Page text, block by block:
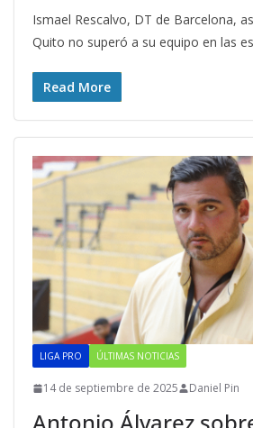
Ismael Rescalvo, DT de Barcelona,
Quito no superó a su equipo en las
Read More
LIGA PRO ÚLTIMAS NOTICIAS
14 de septiembre de 2025 Daniel Pin